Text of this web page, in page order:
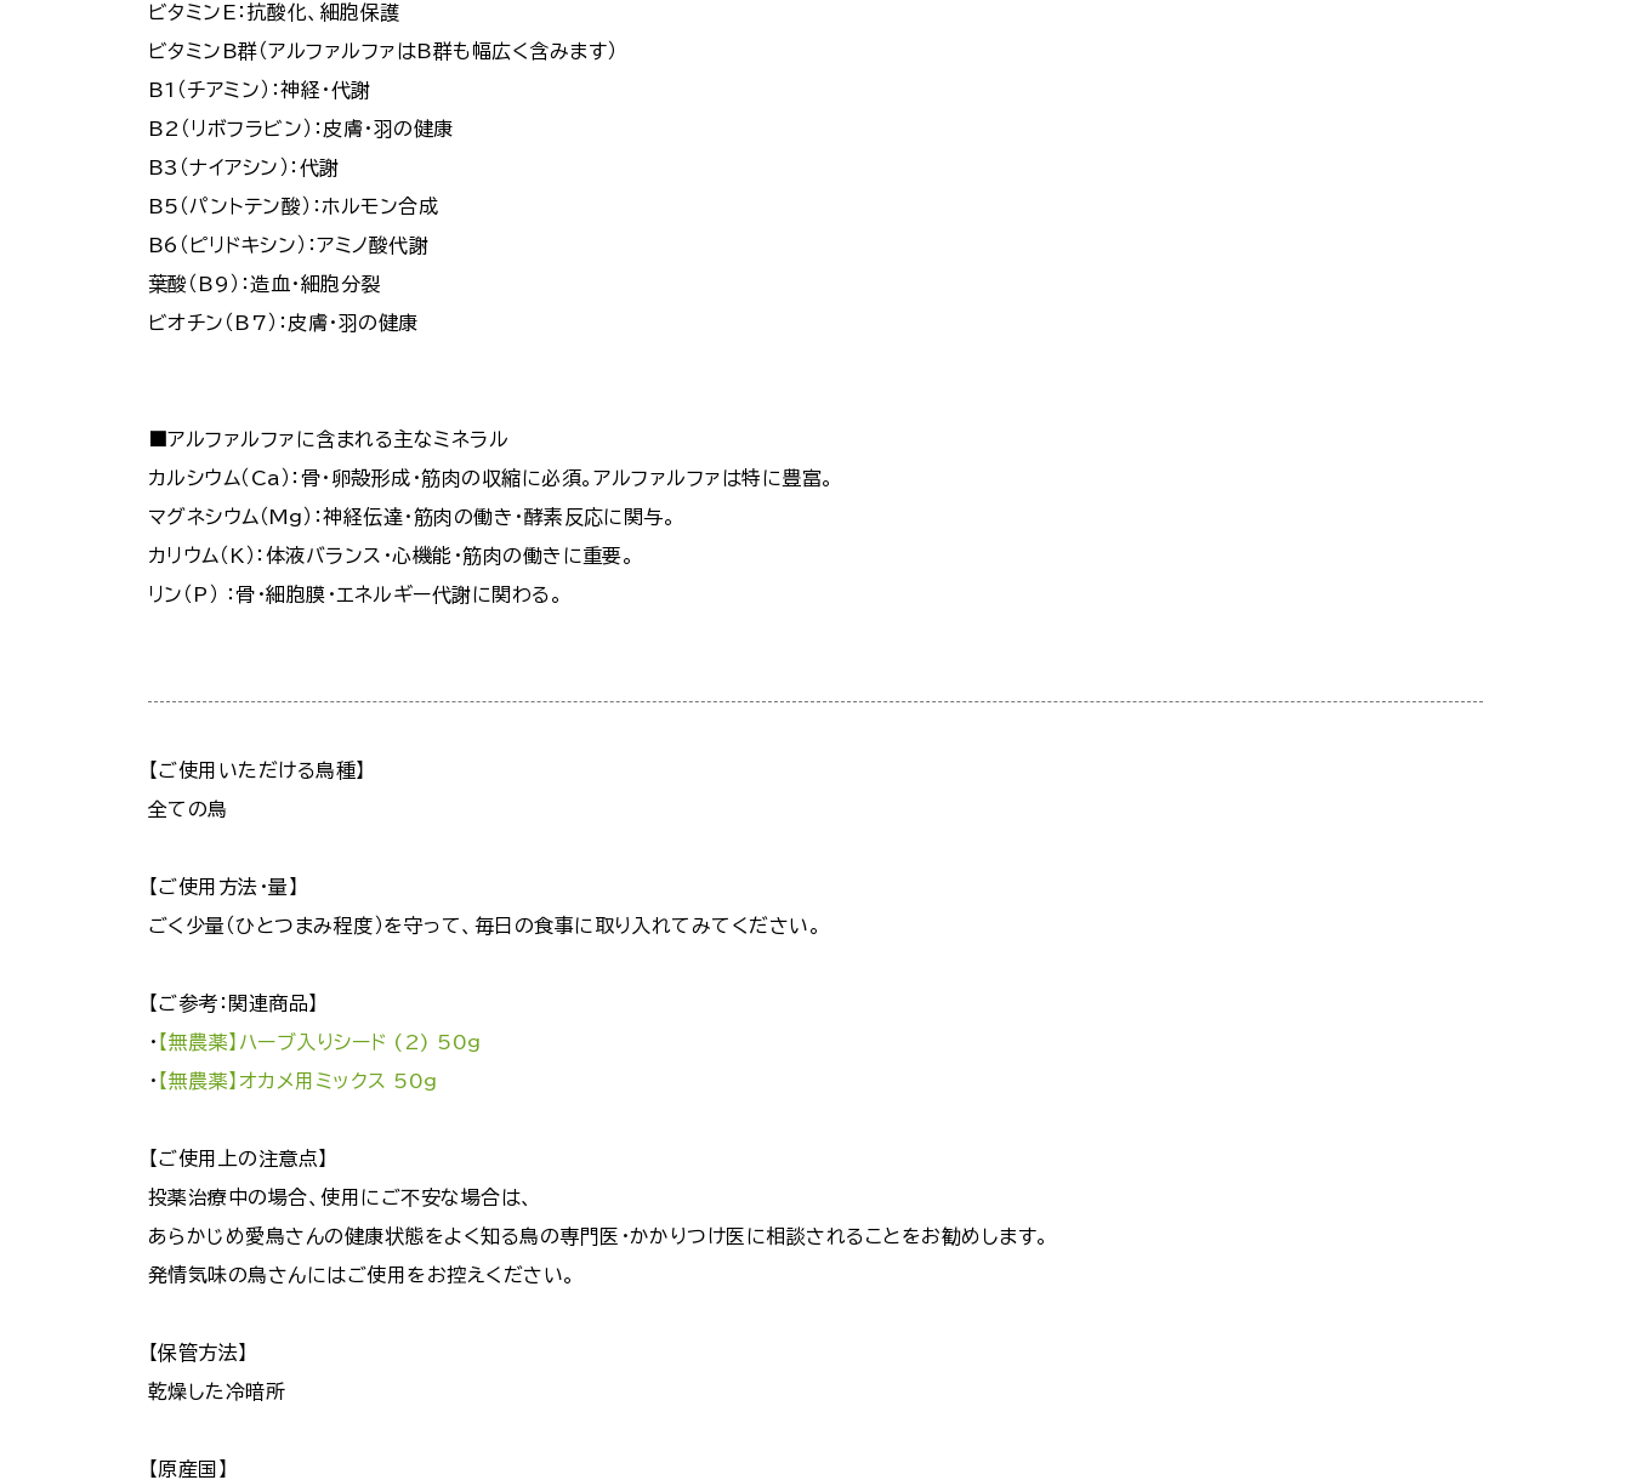
ビタミンE：抗酸化、細胞保護
ビタミンB群（アルファルファはB群も幅広く含みます）
B1（チアミン）：神経・代謝
B2（リボフラビン）：皮膚・羽の健康
B3（ナイアシン）：代謝
B5（パントテン酸）：ホルモン合成
B6（ピリドキシン）：アミノ酸代謝
葉酸（B9）：造血・細胞分裂
ビオチン（B7）：皮膚・羽の健康
■アルファルファに含まれる主なミネラル
カルシウム（Ca）：骨・卵殻形成・筋肉の収縮に必須。アルファルファは特に豊富。
マグネシウム（Mg）：神経伝達・筋肉の働き・酵素反応に関与。
カリウム（K）：体液バランス・心機能・筋肉の働きに重要。
リン（P） ：骨・細胞膜・エネルギー代謝に関わる。
【ご使用いただける鳥種】
全ての鳥
【ご使用方法・量】
ごく少量（ひとつまみ程度）を守って、毎日の食事に取り入れてみてください。
【ご参考：関連商品】
・ 【無農薬】ハーブ入りシード (2) 50g
・ 【無農薬】オカメ用ミックス 50g
【ご使用上の注意点】
投薬治療中の場合、使用にご不安な場合は、
あらかじめ愛鳥さんの健康状態をよく知る鳥の専門医・かかりつけ医に相談されることをお勧めします。
発情気味の鳥さんにはご使用をお控えください。
【保管方法】
乾燥した冷暗所
【原産国】